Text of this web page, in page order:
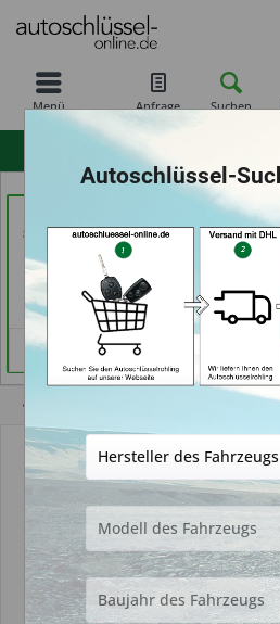
Menü Anfrage Suchen
Schlüsseldienst GmbH
(in Freiburg)
Händlerprofil
Schuh-
Kaufland (in
Autoschlüsselgehäuse
Autoschlüssel-